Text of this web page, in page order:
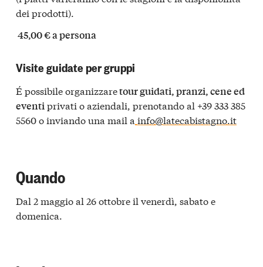
dei prodotti).
45,00 € a persona
Visite guidate per gruppi
É possibile organizzaretour guidati, pranzi, cene ed
eventiprivati o aziendali, prenotando al +39 333 385
5560 o inviando una mail a info@latecabistagno.it
Quando
Dal 2 maggio al 26 ottobre il venerdì, sabato e
domenica.